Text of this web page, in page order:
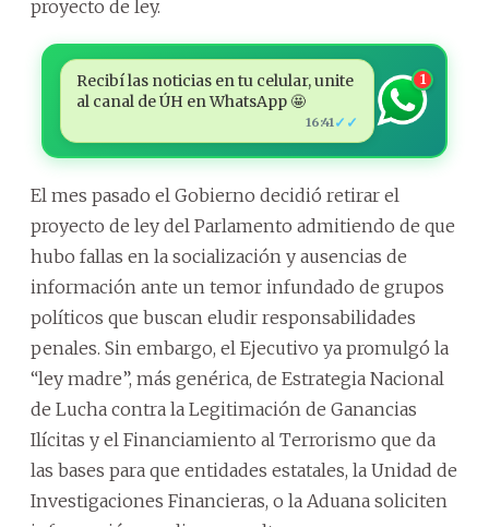
proyecto de ley.
Recibí las noticias en tu celular, unite
al canal de ÚH en WhatsApp 🤩
16:41 ✓✓
1
El mes pasado el Gobierno decidió retirar el
proyecto de ley del Parlamento admitiendo de que
hubo fallas en la socialización y ausencias de
información ante un temor infundado de grupos
políticos que buscan eludir responsabilidades
penales. Sin embargo, el Ejecutivo ya promulgó la
“ley madre”, más genérica, de Estrategia Nacional
de Lucha contra la Legitimación de Ganancias
Ilícitas y el Financiamiento al Terrorismo que da
las bases para que entidades estatales, la Unidad de
Investigaciones Financieras, o la Aduana soliciten